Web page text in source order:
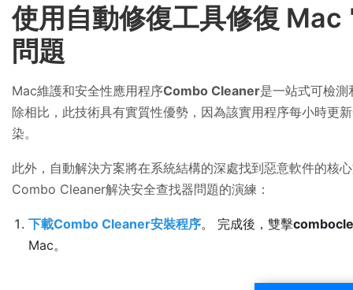
使用自動修復工具修復
問題
Mac維護和安全性應用程序Combo Cleaner是一站式可檢
除相比，此技術具有實質性優勢，因為該實用程序每小時更
染。
此外，自動解決方案將在系統結構的深處找到惡意軟件的核
Combo Cleaner解決安全查找器問題的演練：
下載Combo Cleaner安裝程序。 完成後，雙擊
Mac。